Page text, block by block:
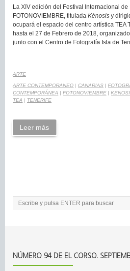
La XIV edición del Festival Internacional de
FOTONOVIEMBRE, titulada Kénosis y
ocupará el espacio del centro artística TEA
hasta el 27 de Febrero de 2018,
junto con el Centro de Fotografía Isla de
ARTE
ARTE CONTEMPORANEO | CANARIAS |
CONTEMPORÁNEA | FOTONOVIEMBRE |
TEA | TENERIFE
Leer más
NÚMERO 94 DE EL CORSO.